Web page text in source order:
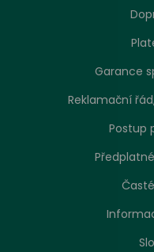
Garance
Reklamační
Postup